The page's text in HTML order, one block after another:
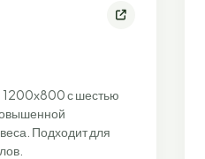
1200х800 с шестью
Подходит для